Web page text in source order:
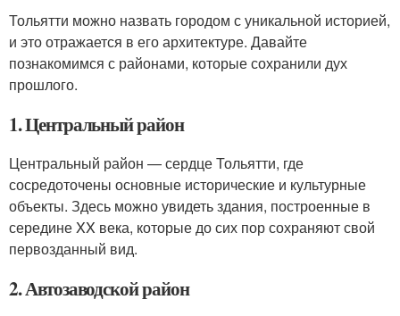
Тольятти можно назвать городом с уникальной историей,
и это отражается в его архитектуре. Давайте
познакомимся с районами, которые сохранили дух
прошлого.
1. Центральный район
Центральный район — сердце Тольятти, где
сосредоточены основные исторические и культурные
объекты. Здесь можно увидеть здания, построенные в
середине XX века, которые до сих пор сохраняют свой
первозданный вид.
2. Автозаводской район